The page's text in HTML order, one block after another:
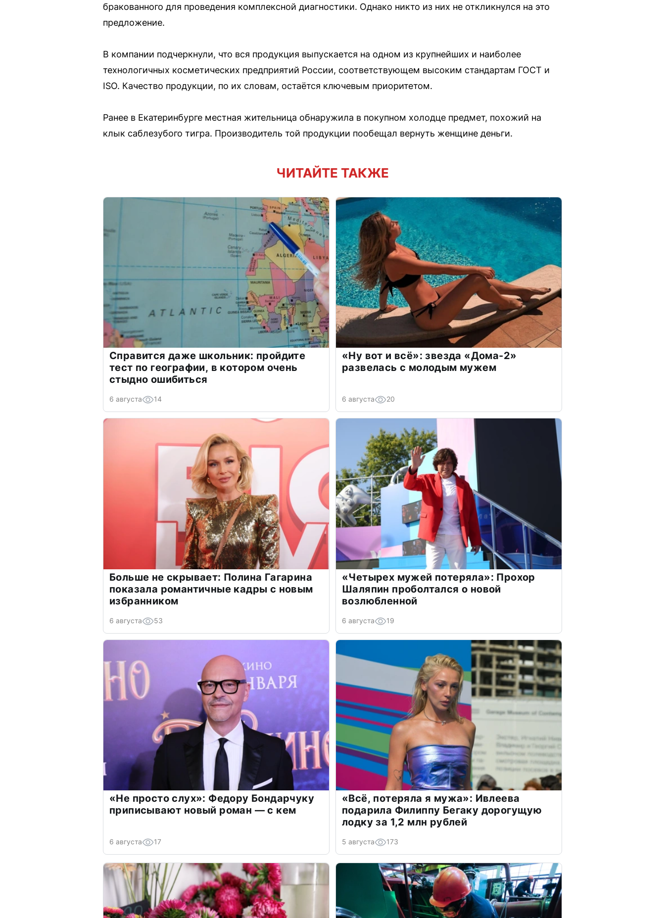
бракованного для проведения комплексной диагностики. Однако никто из них не откликнулся на это
предложение.
В компании подчеркнули, что вся продукция выпускается на одном из крупнейших и наиболее
технологичных косметических предприятий России, соответствующем высоким стандартам ГОСТ и
ISO. Качество продукции, по их словам, остаётся ключевым приоритетом.
Ранее в Екатеринбурге местная жительница обнаружила в покупном холодце предмет, похожий на
клык саблезубого тигра. Производитель той продукции пообещал вернуть женщине деньги.
ЧИТАЙТЕ ТАКЖЕ
Справится даже школьник: пройдите
тест по географии, в котором очень
стыдно ошибиться
6 августа 14
«Ну вот и всё»: звезда «Дома-2»
развелась с молодым мужем
6 августа 20
Больше не скрывает: Полина Гагарина
показала романтичные кадры с новым
избранником
6 августа 53
«Четырех мужей потеряла»: Прохор
Шаляпин проболтался о новой
возлюбленной
6 августа 19
«Не просто слух»: Федору Бондарчуку
приписывают новый роман — с кем
6 августа 17
«Всё, потеряла я мужа»: Ивлеева
подарила Филиппу Бегаку дорогущую
лодку за 1,2 млн рублей
5 августа 173